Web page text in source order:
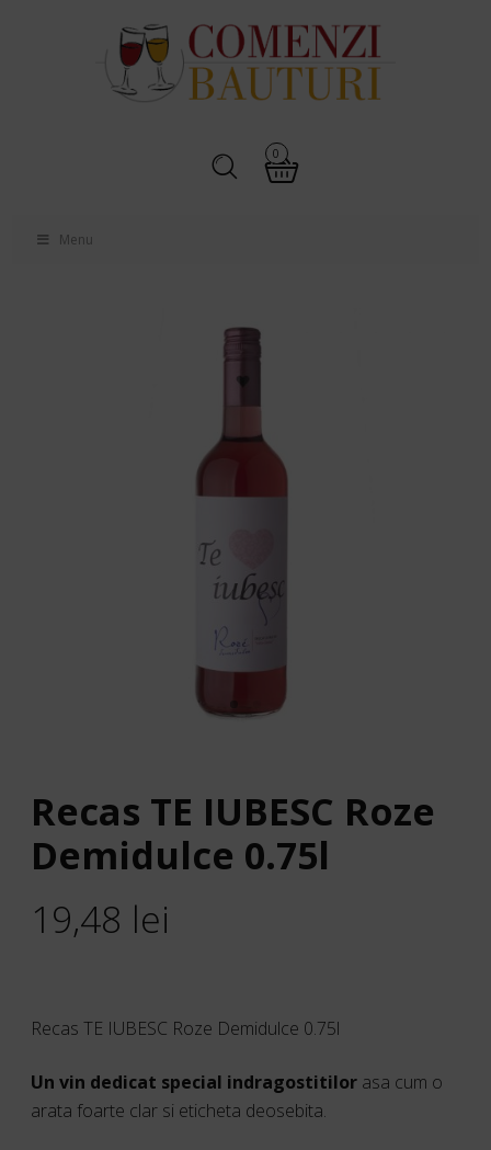
0
Menu
Recas TE IUBESC Roze
Demidulce 0.75l
19,48 lei
Recas TE IUBESC Roze Demidulce 0.75l
Un vin dedicat special indragostitilor asa cum o
arata foarte clar si eticheta deosebita.